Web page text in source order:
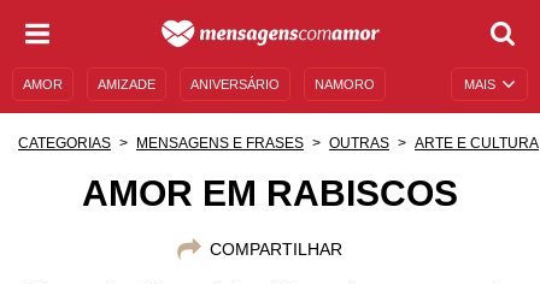
MAIS
AMOR AMIZADE ANIVERSÁRIO NAMORO
CATEGORIAS MENSAGENS E FRASES OUTRAS ARTE E CULTURA
AMOR EM RABISCOS
COMPARTILHAR